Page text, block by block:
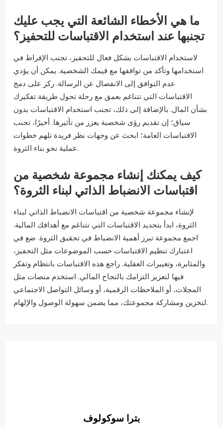
ما هي الأخطاء الشائعة التي يجب عليك
تجنبها عند استخدام الاقتباسات للتحفيز؟
لاستخدام الاقتباسات بشكل فعال للتحفيز، تجنب الإفراط في
استخدامها وتأكد من توافقها مع قيمك الشخصية. يمكن أن يؤدي
عدم التوافق إلى الانفصال عن الرسالة. ركز على دمج
الاقتباسات التي تتناغم بعمق مع رحلة تحول طريقة تفكيرك
بشأن المال. بالإضافة إلى ذلك، تجنب استخدام الاقتباسات بدون
سياق؛ إن تقديم رؤى شخصية يعزز من تأثيرها. أخيرًا، تجنب
الاقتباسات العامة؛ ابحث عن وجهات نظر فريدة تلهم خطوات
عملية نحو بناء الثروة.
كيف يمكنك إنشاء مجموعة شخصية من
اقتباسات الانضباط الذاتي لبناء الثروة؟
لإنشاء مجموعة شخصية من اقتباسات الانضباط الذاتي لبناء
الثروة، ابدأ بتحديد الاقتباسات التي تتناغم مع أهدافك المالية.
اجمع مجموعة تبرز أهمية الانضباط في تحقيق الثروة. ضع في
اعتبارك تنظيم الاقتباسات حسب الموضوعات مثل التحفيز،
والمثابرة، وتغييرات العقلية. راجع هذه الاقتباسات بانتظام وتفكر
فيها لتعزيز التزامك بالنجاح المالي. استخدم منصات مثل
المجلات، أو الملاحظات الرقمية، أو وسائل التواصل الاجتماعي
لتخزين ومشاركة مجموعتك، مما يضمن سهولة الوصول والإلهام.
بترا سوكولوف